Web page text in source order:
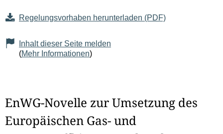
Regelungsvorhaben herunterladen (PDF)
Inhalt dieser Seite melden
(Mehr Informationen)
EnWG-Novelle zur Umsetzung des
Europäischen Gas- und